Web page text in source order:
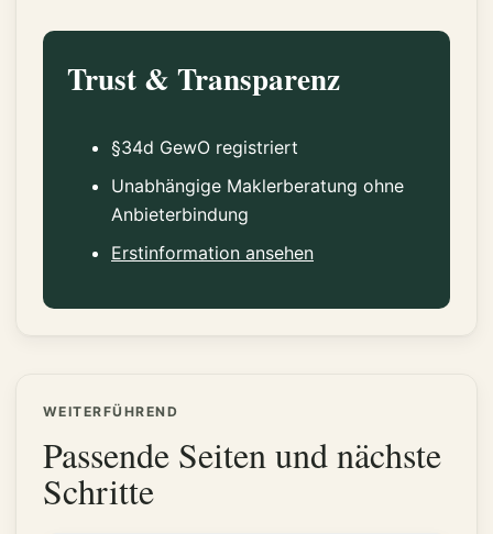
Trust & Transparenz
§34d GewO registriert
Unabhängige Maklerberatung ohne
Anbieterbindung
Erstinformation ansehen
WEITERFÜHREND
Passende Seiten und nächste
Schritte